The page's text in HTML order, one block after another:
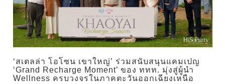
‘สเตลล่า โอโซน เขาใหญ่’ ร่วมสนับสนุนแคมเปญ
‘Grand Recharge Moment’ ของ ททท. มุ่งสู่ผู้นำ
Wellness ครบวงจรในภาคตะวันออกเฉียงเหนือ